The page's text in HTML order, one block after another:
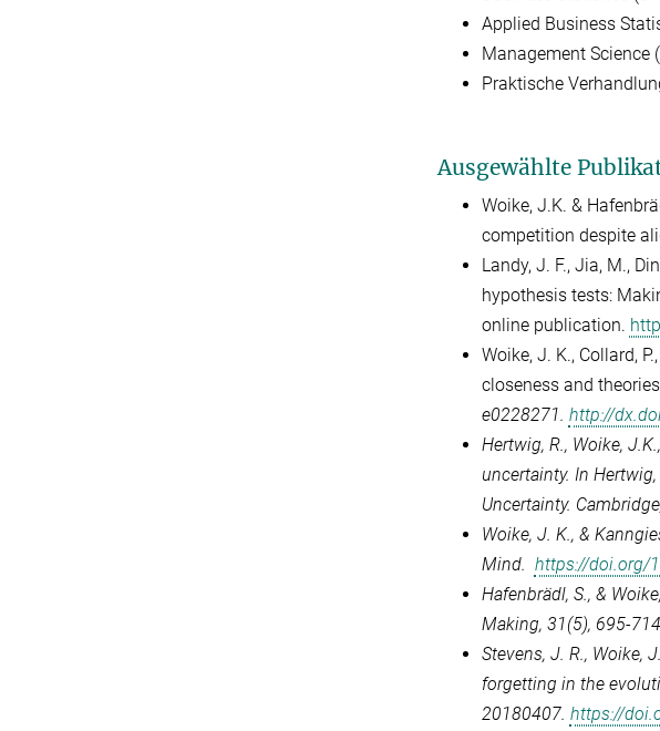
Applied Business
Management Science
Praktische
Ausgewählte
Woike, J.K. &
competition despite
Landy, J. F., Jia, M.,
hypothesis tests:
online publication.
Woike, J. K., Collard,
closeness and
e0228271. http://
Hertwig, R., Woike,
uncertainty. In Hertwig,
Uncertainty.
Woike, J. K., &
Mind. https://doi.org/
Hafenbrädl, S., &
Making, 31(5), 695-714
Stevens, J. R., Woike,
forgetting in the
20180407. https://